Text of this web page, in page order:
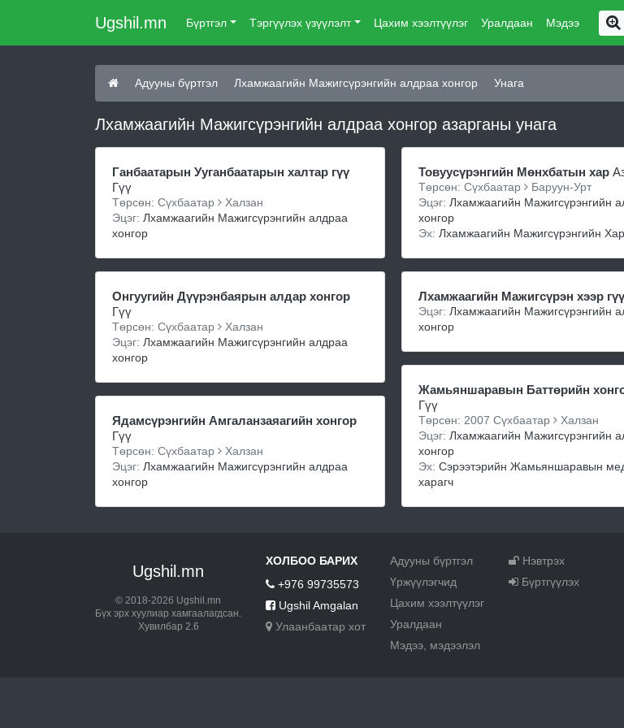
Ugshil.mn Бүртгэл Тэргүүлэх үзүүлэлт Цахим хээлтүүлэг Уралдаан Мэдээ
Адууны бүртгэл Лхамжаагийн Мажигсүрэнгийн алдраа хонгор Унага
Лхамжаагийн Мажигсүрэнгийн алдраа хонгор азарганы унага
Ганбаатарын Ууганбаатарын халтар гүү
Гүү
Төрсөн: Сүхбаатар
Халзан
Эцэг: Лхамжаагийн Мажигсүрэнгийн алдраа
хонгор
Онгуугийн Дүүрэнбаярын алдар хонгор
Гүү
Төрсөн: Сүхбаатар
Халзан
Эцэг: Лхамжаагийн Мажигсүрэнгийн алдраа
хонгор
Ядамсүрэнгийн Амгаланзаяагийн хонгор
Гүү
Төрсөн: Сүхбаатар
Халзан
Эцэг: Лхамжаагийн Мажигсүрэнгийн алдраа
хонгор
Товуусүрэнгийн Мөнхбатын хар
Төрсөн: Сүхбаатар Баруун-Урт
Эцэг: Лхамжаагийн Мажигсүрэнгийн
хонгор
Эх: Лхамжаагийн Мажигсүрэнгийн
Лхамжаагийн Мажигсүрэн хээр гүү
Эцэг: Лхамжаагийн Мажигсүрэнгийн
хонгор
Жамьяншаравын Баттөрийн
Гүү
Төрсөн: 2007 Сүхбаатар Халзан
Эцэг: Лхамжаагийн Мажигсүрэнгийн
хонгор
Эх: Сэрээтэрийн Жамьяншаравын
харагч
Ugshil.mn
© 2018-2026 Ugshil.mn
Бүх эрх хуулиар хамгаалагдсан.
Хувилбар 2.6
ХОЛБОО БАРИХ
+976 99735573
Ugshil Amgalan
Улаанбаатар хот
Адууны бүртгэл
Үржүүлэгчид
Цахим хээлтүүлэг
Уралдаан
Мэдээ, мэдээлэл
Нэвтрэх
Бүртгүүлэх